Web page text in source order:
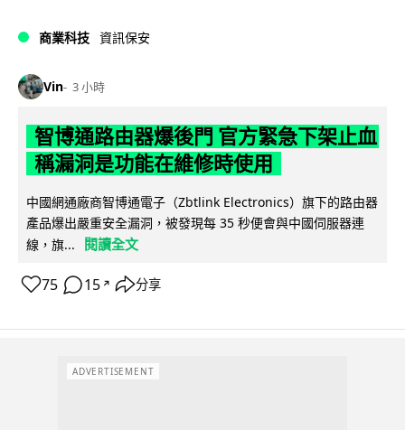
商業科技 資訊保安
Vin 3 小時
智博通路由器爆後門 官方緊急下架止血
稱漏洞是功能在維修時使用
中國網通廠商智博通電子（Zbtlink Electronics）旗下的路由器
產品爆出嚴重安全漏洞，被發現每 35 秒便會與中國伺服器連
線，旗...
閱讀全文
75 15 ↗ 分享
ADVERTISEMENT